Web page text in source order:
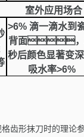
室外应用场合
>6% 滴一滴水到
背面，
秒后颜色显著变深
吸水率>6%
格齿形抹刀时的理